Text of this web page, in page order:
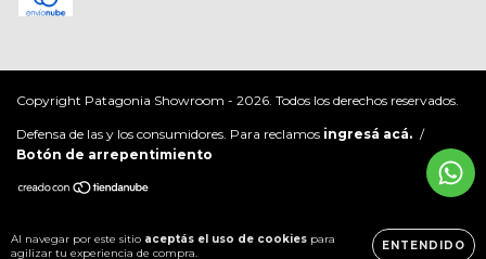
Al navegar por este sitio aceptás el uso de cookies para
agilizar tu experiencia de compra.
ENTENDIDO
Copyright Patagonia Showroom - 2026. Todos los derechos reservados.
Defensa de las y los consumidores. Para reclamos ingresá acá. /
Botón de arrepentimiento